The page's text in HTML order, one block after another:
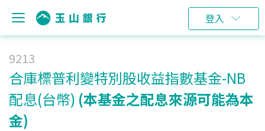
登入
9213
合庫標普利變特別股收益指數基金-NB
配息(台幣) (本基金之配息來源可能為本
金)